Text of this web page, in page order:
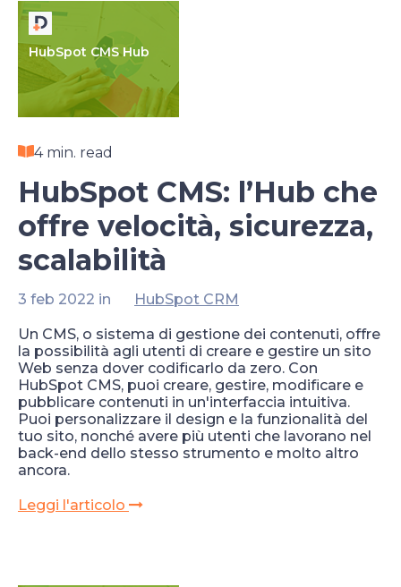
HubSpot CMS Hub
4 min. read
HubSpot CMS: l’Hub che
offre velocità, sicurezza,
scalabilità
3 feb 2022 in HubSpot CRM
Un CMS, o sistema di gestione dei contenuti, offre
la possibilità agli utenti di creare e gestire un sito
Web senza dover codificarlo da zero. Con
HubSpot CMS, puoi creare, gestire, modificare e
pubblicare contenuti in un'interfaccia intuitiva.
Puoi personalizzare il design e la funzionalità del
tuo sito, nonché avere più utenti che lavorano nel
back-end dello stesso strumento e molto altro
ancora.
Leggi l'articolo